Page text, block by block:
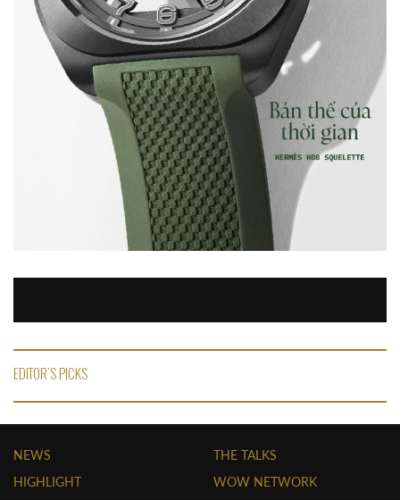
EDITOR'S PICKS
NEWS
HIGHLIGHT
THE TALKS
WOW NETWORK